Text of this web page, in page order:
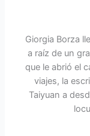
Giorgia Borza
a raíz de un
que le abrió el
viajes, la
Taiyuan a